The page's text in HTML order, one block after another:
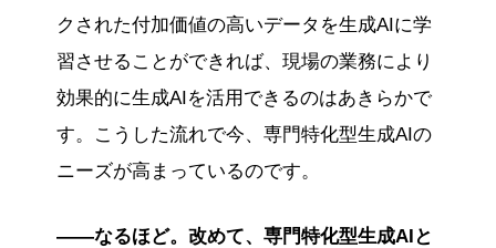
クされた付加価値の高いデータを生成AIに学
習させることができれば、現場の業務により
効果的に生成AIを活用できるのはあきらかで
す。こうした流れで今、専門特化型生成AIの
ニーズが高まっているのです。
――なるほど。改めて、専門特化型生成AIと